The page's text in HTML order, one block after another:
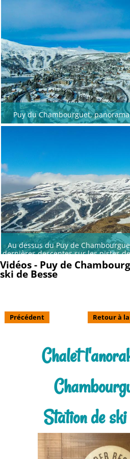
Puy du Chambourguet,
Au dessus du Puy de
dernières descentes sur les pistes
Vidéos - Puy de
ski de Besse
Précédent Retour à
Chalet
Station de